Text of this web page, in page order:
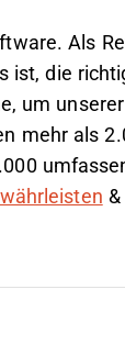
Als
ist, die
um
mehr als